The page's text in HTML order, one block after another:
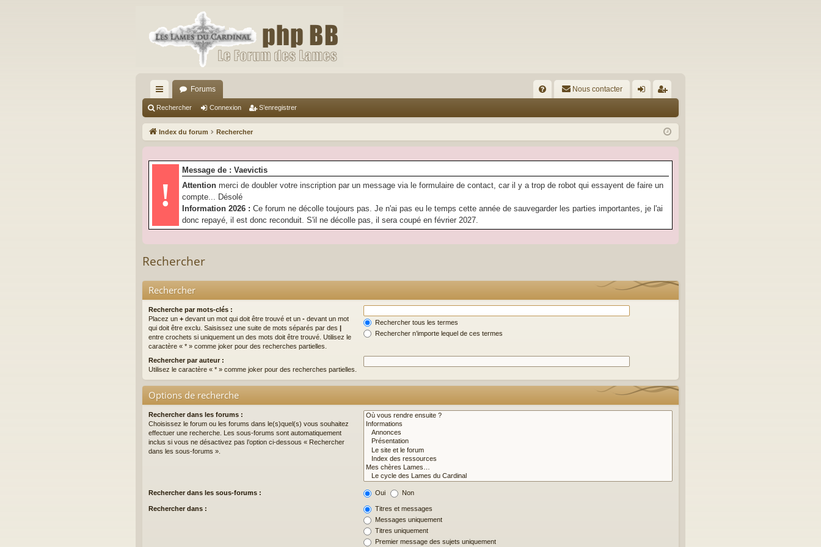
cc
ès
pi
Forums
Q
Nous contacter
ne
on
nr
ist
Rechercher Connexion S’enregistrer
Index du forum Rechercher
!
Message de : Vaevictis
Attention merci de doubler votre inscription par un message via le formulaire de contact, car il y a trop de robot qui essayent de faire un
compte... Désolé
Information 2026 : Ce forum ne décolle toujours pas. Je n'ai pas eu le temps cette année de sauvegarder les parties importantes, je l'ai
donc repayé, il est donc reconduit. S'il ne décolle pas, il sera coupé en février 2027.
Rechercher
Rechercher
Recherche par mots-clés :
Placez un + devant un mot qui doit être trouvé et un - devant un mot
qui doit être exclu. Saisissez une suite de mots séparés par des |
entre crochets si uniquement un des mots doit être trouvé. Utilisez le
caractère « * » comme joker pour des recherches partielles.
Rechercher tous les termes
Rechercher n’importe lequel de ces termes
Rechercher par auteur :
Utilisez le caractère « * » comme joker pour des recherches partielles.
Options de recherche
Rechercher dans les forums :
Choisissez le forum ou les forums dans le(s)quel(s) vous souhaitez
effectuer une recherche. Les sous-forums sont automatiquement
inclus si vous ne désactivez pas l’option ci-dessous « Rechercher
dans les sous-forums ».
Rechercher dans les sous-forums : Oui Non
Rechercher dans :
Titres et messages
Messages uniquement
Titres uniquement
Premier message des sujets uniquement